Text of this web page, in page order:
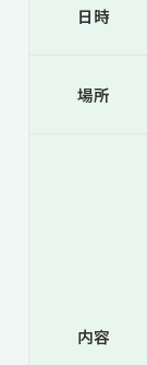
日時
場所
内容